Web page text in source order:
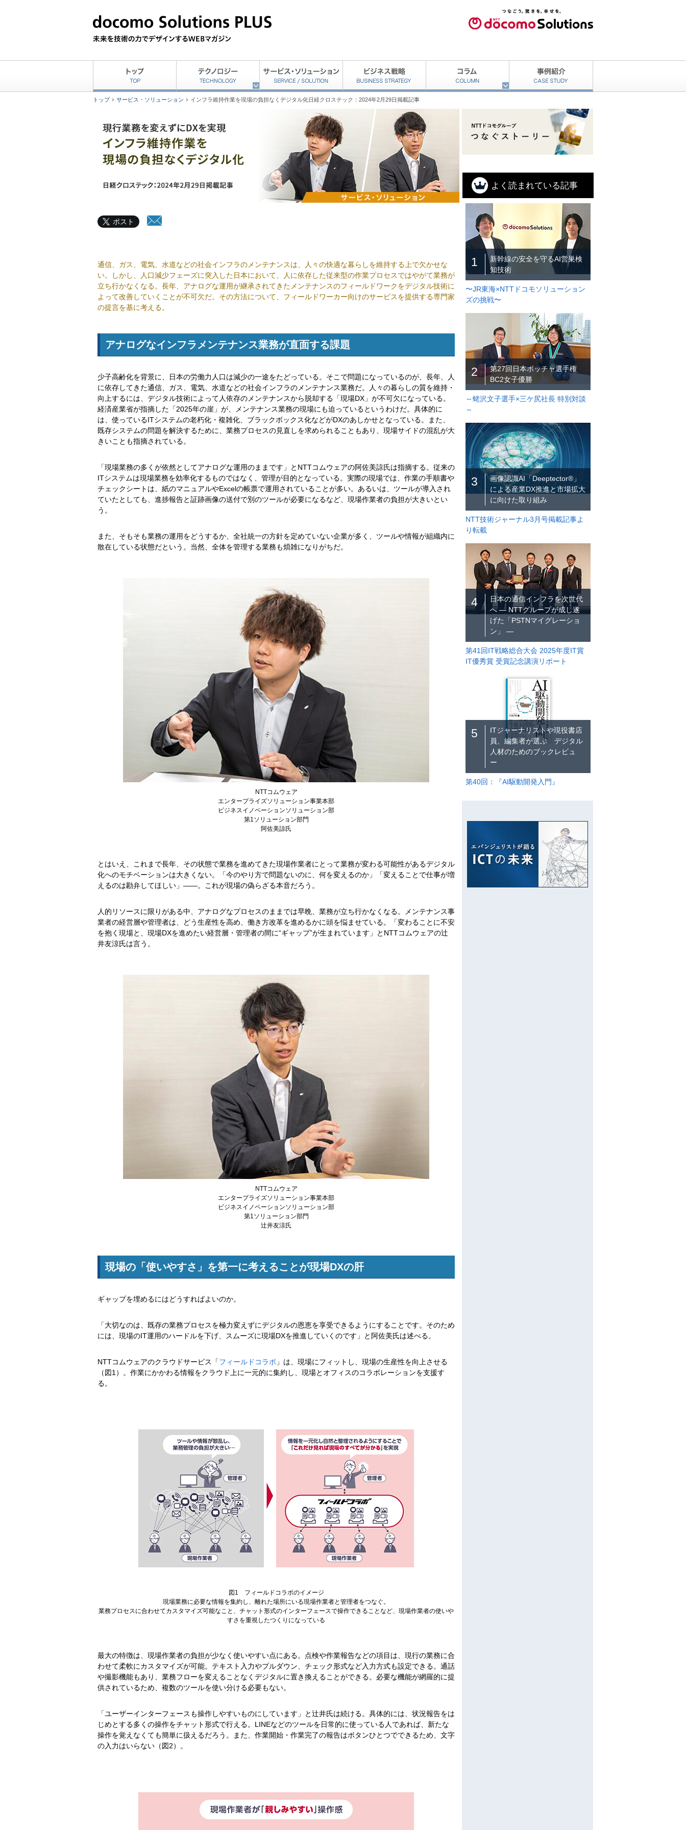
トップ サービス・ソリューション インフラ維持作業を現場の負担なくデジタル化日経クロステック：2024年2月29日掲載記事
ポスト
通信、ガス、電気、水道などの社会インフラのメンテナンスは、人々の快適な暮らしを維持する上で欠かせな
い。しかし、人口減少フェーズに突入した日本において、人に依存した従来型の作業プロセスではやがて業務が
立ち行かなくなる。長年、アナログな運用が継承されてきたメンテナンスのフィールドワークをデジタル技術に
よって改善していくことが不可欠だ。その方法について、フィールドワーカー向けのサービスを提供する専門家
の提言を基に考える。
アナログなインフラメンテナンス業務が直面する課題
少子高齢化を背景に、日本の労働力人口は減少の一途をたどっている。そこで問題になっているのが、長年、人
に依存してきた通信、ガス、電気、水道などの社会インフラのメンテナンス業務だ。人々の暮らしの質を維持・
向上するには、デジタル技術によって人依存のメンテナンスから脱却する「現場DX」が不可欠になっている。
経済産業省が指摘した「2025年の崖」が、メンテナンス業務の現場にも迫っているというわけだ。具体的に
は、使っているITシステムの老朽化・複雑化、ブラックボックス化などがDXのあしかせとなっている。また、
既存システムの問題を解決するために、業務プロセスの見直しを求められることもあり、現場サイドの混乱が大
きいことも指摘されている。
「現場業務の多くが依然としてアナログな運用のままです」とNTTコムウェアの阿佐美諒氏は指摘する。従来の
ITシステムは現場業務を効率化するものではなく、管理が目的となっている。実際の現場では、作業の手順書や
チェックシートは、紙のマニュアルやExcelの帳票で運用されていることが多い。あるいは、ツールが導入され
ていたとしても、進捗報告と証跡画像の送付で別のツールが必要になるなど、現場作業者の負担が大きいとい
う。
また、そもそも業務の運用をどうするか、全社統一の方針を定めていない企業が多く、ツールや情報が組織内に
散在している状態だという。当然、全体を管理する業務も煩雑になりがちだ。
NTTコムウェア
エンタープライズソリューション事業本部
ビジネスイノベーションソリューション部
第1ソリューション部門
阿佐美諒氏
とはいえ、これまで長年、その状態で業務を進めてきた現場作業者にとって業務が変わる可能性があるデジタル
化へのモチベーションは大きくない。「今のやり方で問題ないのに、何を変えるのか」「変えることで仕事が増
えるのは勘弁してほしい」――。これが現場の偽らざる本音だろう。
人的リソースに限りがある中、アナログなプロセスのままでは早晩、業務が立ち行かなくなる。メンテナンス事
業者の経営層や管理者は、どう生産性を高め、働き方改革を進めるかに頭を悩ませている。「変わることに不安
を抱く現場と、現場DXを進めたい経営層・管理者の間に“ギャップ”が生まれています」とNTTコムウェアの辻
井友涼氏は言う。
NTTコムウェア
エンタープライズソリューション事業本部
ビジネスイノベーションソリューション部
第1ソリューション部門
辻井友涼氏
現場の「使いやすさ」を第一に考えることが現場DXの肝
ギャップを埋めるにはどうすればよいのか。
「大切なのは、既存の業務プロセスを極力変えずにデジタルの恩恵を享受できるようにすることです。そのため
には、現場のIT運用のハードルを下げ、スムーズに現場DXを推進していくのです」と阿佐美氏は述べる。
NTTコムウェアのクラウドサービス「フィールドコラボ 」は、現場にフィットし、現場の生産性を向上させる
（図1）。作業にかかわる情報をクラウド上に一元的に集約し、現場とオフィスのコラボレーションを支援す
る。
図1 フィールドコラボのイメージ
現場業務に必要な情報を集約し、離れた場所にいる現場作業者と管理者をつなぐ。
業務プロセスに合わせてカスタマイズ可能なこと、チャット形式のインターフェースで操作できることなど、現場作業者の使いや
すさを重視したつくりになっている
最大の特徴は、現場作業者の負担が少なく使いやすい点にある。点検や作業報告などの項目は、現行の業務に合
わせて柔軟にカスタマイズが可能。テキスト入力やプルダウン、チェック形式など入力方式も設定できる。通話
や撮影機能もあり、業務フローを変えることなくデジタルに置き換えることができる。必要な機能が網羅的に提
供されているため、複数のツールを使い分ける必要もない。
「ユーザーインターフェースも操作しやすいものにしています」と辻井氏は続ける。具体的には、状況報告をは
じめとする多くの操作をチャット形式で行える。LINEなどのツールを日常的に使っている人であれば、新たな
操作を覚えなくても簡単に扱えるだろう。また、作業開始・作業完了の報告はボタンひとつでできるため、文字
の入力はいらない（図2）。
よく読まれている記事
1
新幹線の安全を守るAI営巣検
知技術
〜JR東海×NTTドコモソリューション
ズの挑戦〜
2
第27回日本ボッチャ選手権
BC2女子優勝
～蛯沢文子選手×三ケ尻社長 特別対談
～
3
画像認識AI「Deeptector®」
による産業DX推進と市場拡大
に向けた取り組み
NTT技術ジャーナル3月号掲載記事よ
り転載
4
日本の通信インフラを次世代
へ ― NTTグループが成し遂
げた「PSTNマイグレーショ
ン」 ―
第41回IT戦略総合大会 2025年度IT賞
IT優秀賞 受賞記念講演リポート
5
ITジャーナリストや現役書店
員、編集者が選ぶ デジタル
人材のためのブックレビュ
ー
第40回：『AI駆動開発入門』